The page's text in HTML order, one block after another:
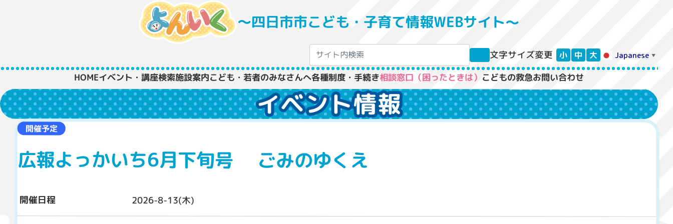
〜四日市市こども・子育て情報WEBサイト〜
文字サイズ変更 小 中 大 Japanese ▼
HOMEイベント・講座検索施設案内こども・若者のみなさんへ各種制度・手続き相談窓口（困ったときは） こどもの救急お問い合わせ
イベント情報
開催予定
広報よっかいち6月下旬号 ごみのゆくえ
開催日程 2026-8-13(木)